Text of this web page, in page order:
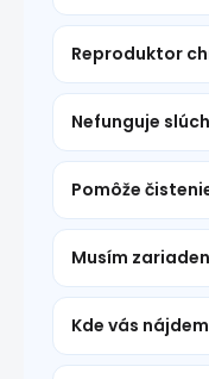
Reproduktor
Nefunguje
Pomôže
Musím
Kde vás